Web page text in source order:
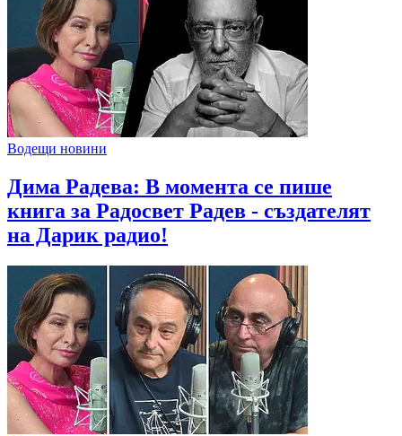
Водещи новини
Дима Радева: В момента се пише
книга за Радосвет Радев - създателят
на Дарик радио!